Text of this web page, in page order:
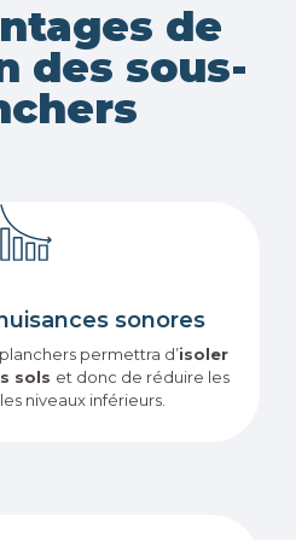
de
des sous-
sonores
permettra d’isoler
sols et donc de réduire les
niveaux inférieurs.